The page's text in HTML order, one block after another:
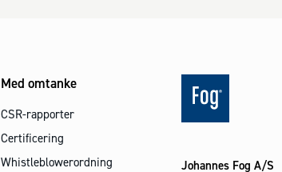
Med omtanke
CSR-rapporter
Certificering
Whistleblowerordning
Johannes Fog A/S